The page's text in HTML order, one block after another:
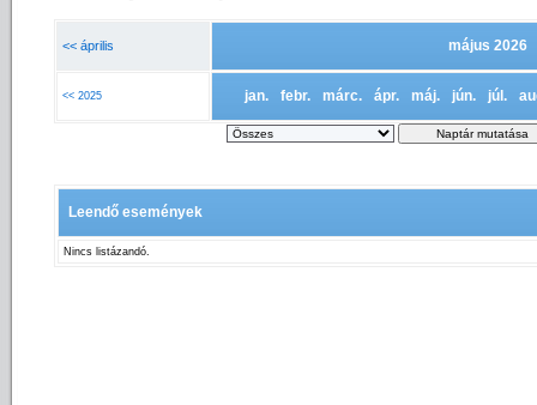
<< április május 2026
<< 2025 jan. febr. márc. ápr. máj. jún. júl.
Leendő események
Nincs listázandó.